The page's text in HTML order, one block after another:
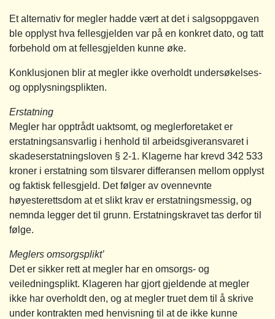
Et alternativ for megler hadde vært at det i salgsoppgaven
ble opplyst hva fellesgjelden var på en konkret dato, og tatt
forbehold om at fellesgjelden kunne øke.
Konklusjonen blir at megler ikke overholdt undersøkelses-
og opplysningsplikten.
Erstatning
Megler har opptrådt uaktsomt, og meglerforetaket er
erstatningsansvarlig i henhold til arbeidsgiveransvaret i
skadeserstatningsloven § 2-1. Klagerne har krevd 342 533
kroner i erstatning som tilsvarer differansen mellom opplyst
og faktisk fellesgjeld. Det følger av ovennevnte
høyesterettsdom at et slikt krav er erstatningsmessig, og
nemnda legger det til grunn. Erstatningskravet tas derfor til
følge.
Meglers omsorgsplikt’
Det er sikker rett at megler har en omsorgs- og
veiledningsplikt. Klageren har gjort gjeldende at megler
ikke har overholdt den, og at megler truet dem til å skrive
under kontrakten med henvisning til at de ikke kunne